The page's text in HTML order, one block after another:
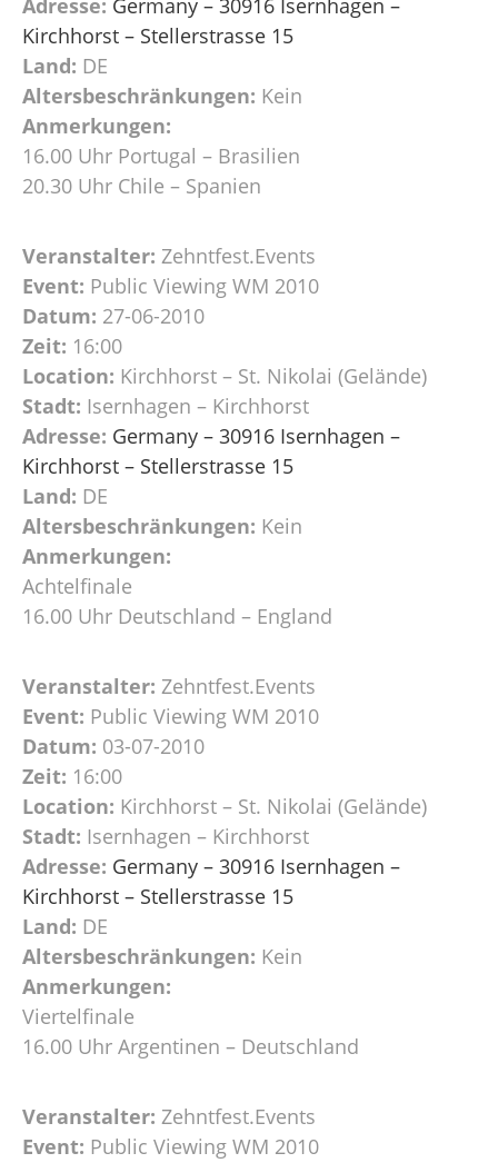
Kirchhorst – Stellerstrasse 15
Land: DE
Altersbeschränkungen: Kein
Anmerkungen:
16.00 Uhr Portugal – Brasilien
20.30 Uhr Chile – Spanien
Veranstalter: Zehntfest.Events
Event: Public Viewing WM 2010
Datum: 27-06-2010
Zeit: 16:00
Location: Kirchhorst – St. Nikolai (Gelände)
Stadt: Isernhagen – Kirchhorst
Adresse: Germany – 30916 Isernhagen –
Kirchhorst – Stellerstrasse 15
Land: DE
Altersbeschränkungen: Kein
Anmerkungen:
Achtelfinale
16.00 Uhr Deutschland – England
Veranstalter: Zehntfest.Events
Event: Public Viewing WM 2010
Datum: 03-07-2010
Zeit: 16:00
Location: Kirchhorst – St. Nikolai (Gelände)
Stadt: Isernhagen – Kirchhorst
Adresse: Germany – 30916 Isernhagen –
Kirchhorst – Stellerstrasse 15
Land: DE
Altersbeschränkungen: Kein
Anmerkungen:
Viertelfinale
16.00 Uhr Argentinen – Deutschland
Veranstalter: Zehntfest.Events
Event: Public Viewing WM 2010